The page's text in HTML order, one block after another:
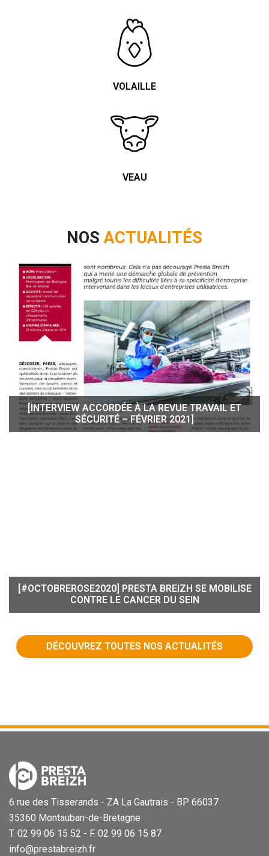
VOLAILLE
VEAU
NOSACTUALITÉS
[INTERVIEW ACCORDÉE À LA REVUE TRAVAIL ET
SÉCURITÉ – FÉVRIER 2021]
[#OCTOBREROSE2020] PRESTA BREIZH SE MOBILISE
CONTRE LE CANCER DU SEIN
DÉCOUVREZ TOUTES NOS ACTUALITÉS
6 rue des Tisserands - ZA La Gautrais - BP 66037
35360 Montauban-de-Bretagne
T. 02 99 06 15 52 - F. 02 99 06 15 87
info@prestabreizh.fr